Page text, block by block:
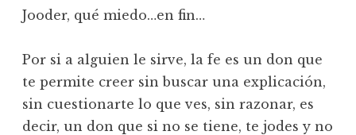
Jooder, qué miedo…en fin…
Por si a alguien le sirve, la fe es un don que
te permite creer sin buscar una explicación,
sin cuestionarte lo que ves, sin razonar, es
decir, un don que si no se tiene, te jodes y no